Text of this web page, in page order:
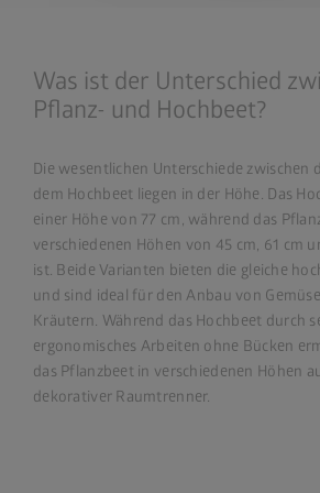
Was ist der Unterschied
Pflanz- und Hochbeet?
Die wesentlichen Unterschiede zwischen
dem Hochbeet liegen in der Höhe. Das
einer Höhe von 77 cm, während das
verschiedenen Höhen von 45 cm, 61 cm
ist. Beide Varianten bieten die gleiche
und sind ideal für den Anbau von
Kräutern. Während das Hochbeet durch
ergonomisches Arbeiten ohne Bücken
das Pflanzbeet in verschiedenen Höhen
dekorativer Raumtrenner.